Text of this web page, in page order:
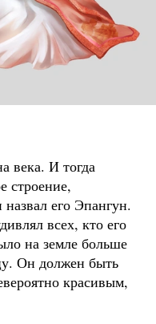
века. И тогда
строение,
его Эпангун.
всех, кто его
на земле больше
Он должен быть
красивым,